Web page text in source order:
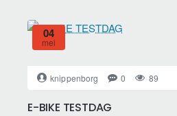
04
mei
knippenborg 0 89
E-BIKE TESTDAG